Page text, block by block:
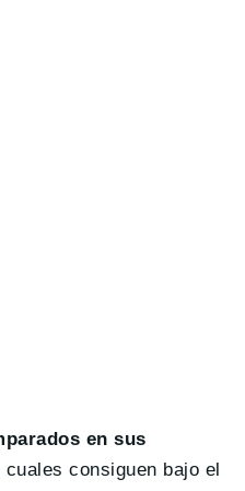
en sus
cuales consiguen bajo el